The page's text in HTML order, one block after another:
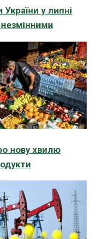
у липні
нову хвилю